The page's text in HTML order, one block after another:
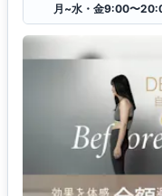
月~水・金9:00〜